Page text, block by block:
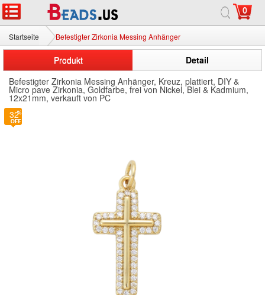
0
Startseite Befestigter Zirkonia Messing Anhänger
Produkt
Detail
Befestigter Zirkonia Messing Anhänger, Kreuz, plattiert, DIY &
Micro pave Zirkonia, Goldfarbe, frei von Nickel, Blei & Kadmium,
12x21mm, verkauft von PC
32